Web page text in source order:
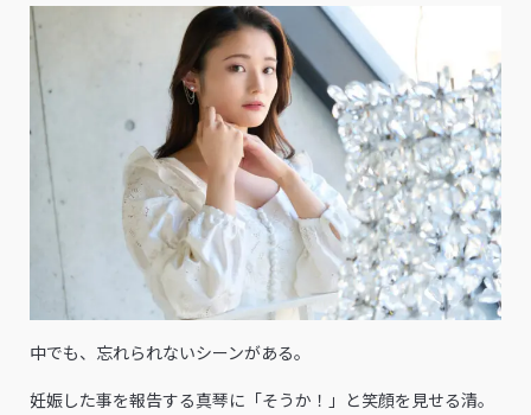
中でも、忘れられないシーンがある。
妊娠した事を報告する真琴に「そうか！」と笑顔を見せる清。